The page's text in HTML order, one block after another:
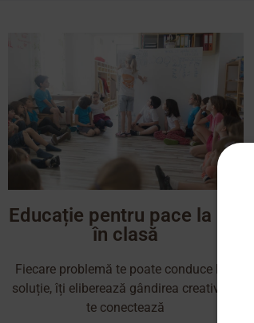
Educație pentru pace la noi
în clasă
Fiecare problemă te poate conduce la o
soluție, îți eliberează gândirea creativă și
te conectează